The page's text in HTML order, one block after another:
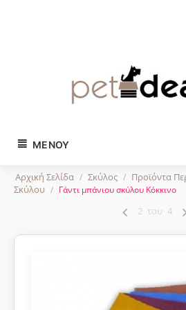
ΜΕΝΟΎ
Αρχική Σελίδα / Σκύλος / Προϊόντα
Σκύλου / Γάντι μπάνιου σκύλου Κόκκινο
2 του 4